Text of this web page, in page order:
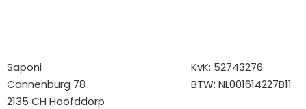
Saponi
Cannenburg 78
2135 CH Hoofddorp
KvK: 52743276
BTW: NL001614227B11